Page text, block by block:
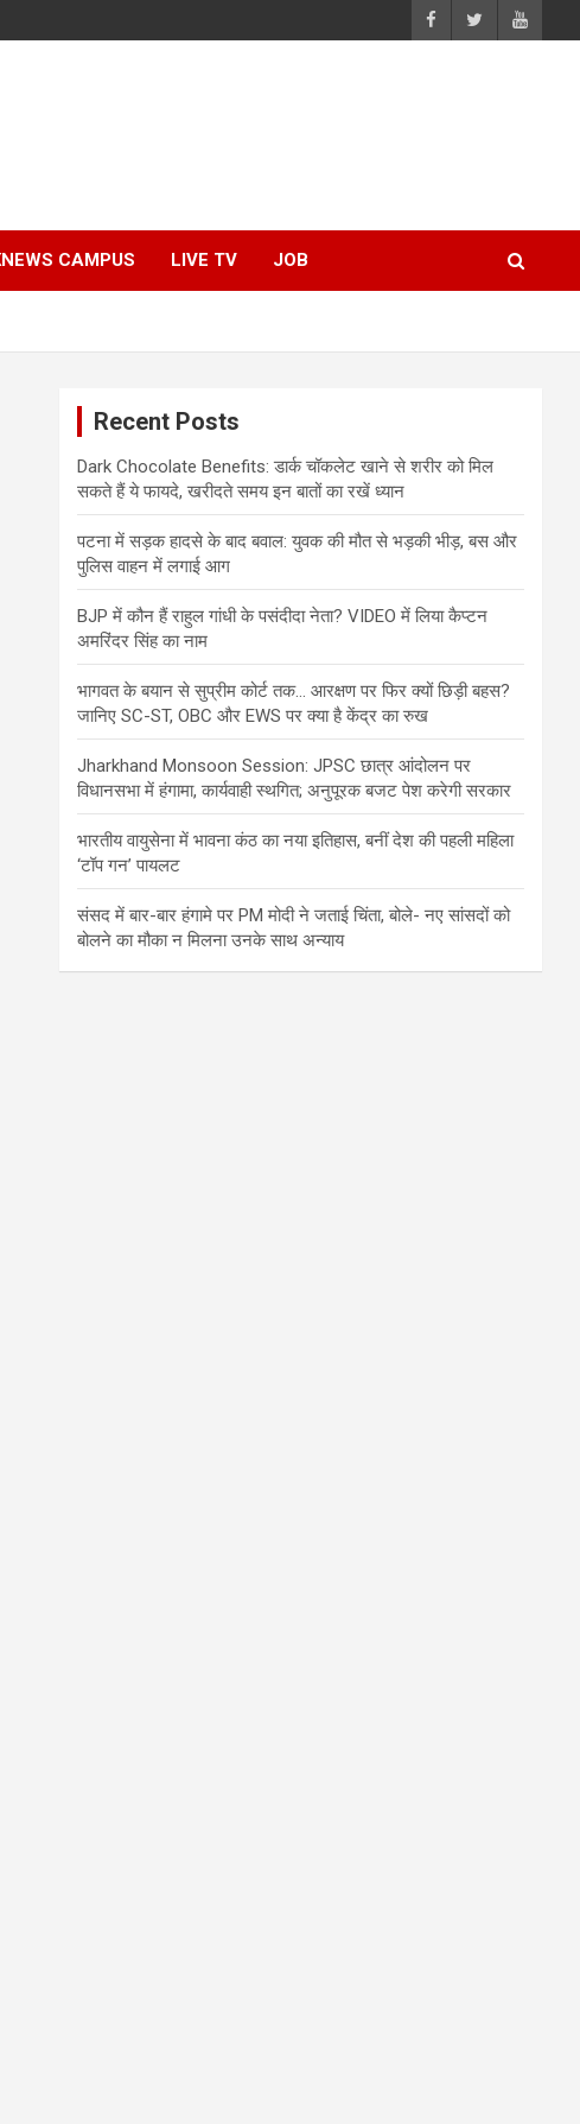
CAMPUS LIVE TV JOB
Recent Posts
Dark Chocolate Benefits: डार्क चॉकलेट खाने से शरीर को मिल
सकते हैं ये फायदे, खरीदते समय इन बातों का रखें ध्यान
पटना में सड़क हादसे के बाद बवाल: युवक की मौत से भड़की भीड़, बस और
पुलिस वाहन में लगाई आग
BJP में कौन हैं राहुल गांधी के पसंदीदा नेता? VIDEO में लिया कैप्टन
अमरिंदर सिंह का नाम
भागवत के बयान से सुप्रीम कोर्ट तक… आरक्षण पर फिर क्यों छिड़ी बहस?
जानिए SC-ST, OBC और EWS पर क्या है केंद्र का रुख
Jharkhand Monsoon Session: JPSC छात्र आंदोलन पर
विधानसभा में हंगामा, कार्यवाही स्थगित; अनुपूरक बजट पेश करेगी सरकार
भारतीय वायुसेना में भावना कंठ का नया इतिहास, बनीं देश की पहली महिला
‘टॉप गन’ पायलट
संसद में बार-बार हंगामे पर PM मोदी ने जताई चिंता, बोले- नए सांसदों को
बोलने का मौका न मिलना उनके साथ अन्याय